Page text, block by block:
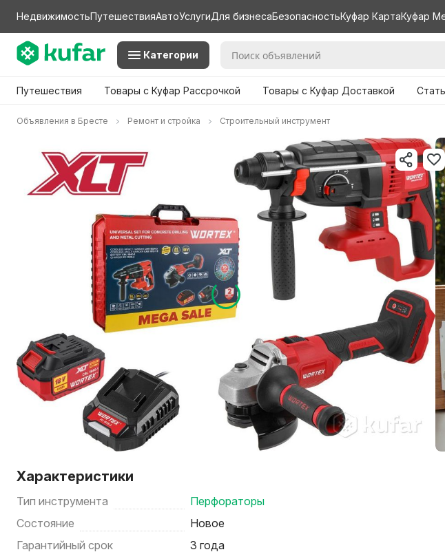
НедвижимостьПутешествияАвтоУслугиДля бизнесаБезопасностьКуфар КартаКуфар
Категории
Путешествия Товары с Куфар Рассрочкой Товары с Куфар Доставкой
Объявления в Бресте Ремонт и стройка Строительный инструмент
Характеристики
Тип инструмента
Перфораторы
Состояние
Новое
Гарантийный срок
3 года